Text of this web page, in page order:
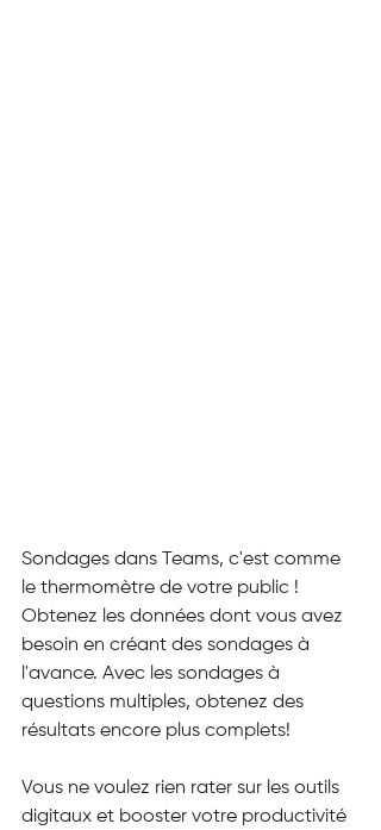
Sondages dans Teams, c'est comme
le thermomètre de votre public !
Obtenez les données dont vous avez
besoin en créant des sondages à
l'avance. Avec les sondages à
questions multiples, obtenez des
résultats encore plus complets!
Vous ne voulez rien rater sur les outils
digitaux et booster votre productivité